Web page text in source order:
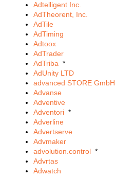
Adtelligent Inc.
AdTheorent, Inc.
AdTile
AdTiming
Adtoox
AdTrader
AdTriba *
AdUnity LTD
advanced STORE GmbH
Advanse
Adventive
Adventori *
Adverline
Advertserve
Advmaker
advolution.control *
Advrtas
Adwatch